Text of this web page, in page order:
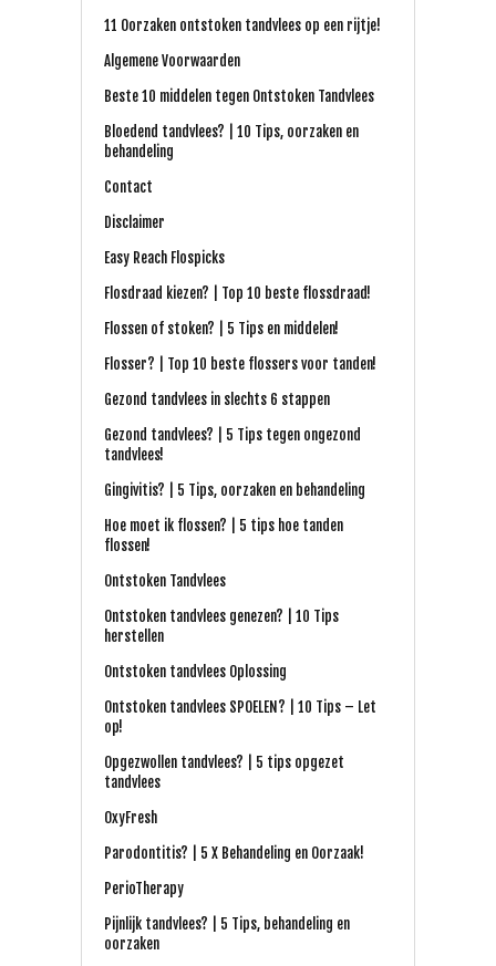
11 Oorzaken ontstoken tandvlees op een rijtje!
Algemene Voorwaarden
Beste 10 middelen tegen Ontstoken Tandvlees
Bloedend tandvlees? | 10 Tips, oorzaken en
behandeling
Contact
Disclaimer
Easy Reach Flospicks
Flosdraad kiezen? | Top 10 beste flossdraad!
Flossen of stoken? | 5 Tips en middelen!
Flosser? | Top 10 beste flossers voor tanden!
Gezond tandvlees in slechts 6 stappen
Gezond tandvlees? | 5 Tips tegen ongezond
tandvlees!
Gingivitis? | 5 Tips, oorzaken en behandeling
Hoe moet ik flossen? | 5 tips hoe tanden
flossen!
Ontstoken Tandvlees
Ontstoken tandvlees genezen? | 10 Tips
herstellen
Ontstoken tandvlees Oplossing
Ontstoken tandvlees SPOELEN? | 10 Tips – Let
op!
Opgezwollen tandvlees? | 5 tips opgezet
tandvlees
OxyFresh
Parodontitis? | 5 X Behandeling en Oorzaak!
PerioTherapy
Pijnlijk tandvlees? | 5 Tips, behandeling en
oorzaken